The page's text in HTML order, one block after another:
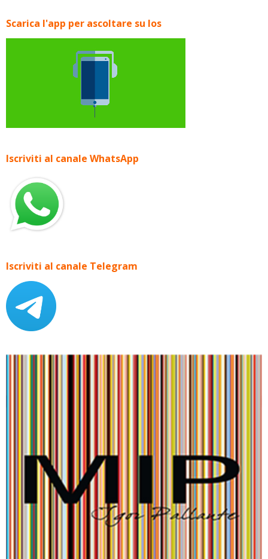
Scarica l'app per ascoltare su Ios
Iscriviti al canale WhatsApp
Iscriviti al canale Telegram